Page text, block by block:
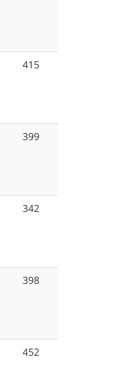
415
399
342
398
452